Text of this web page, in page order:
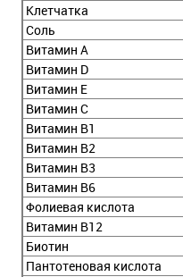
Клетчатка
Соль
Витамин A
Витамин D
Витамин E
Витамин C
Витамин B1
Витамин B2
Витамин B3
Витамин B6
Фолиевая кислота
Витамин В12
Биотин
Пантотеновая кислота